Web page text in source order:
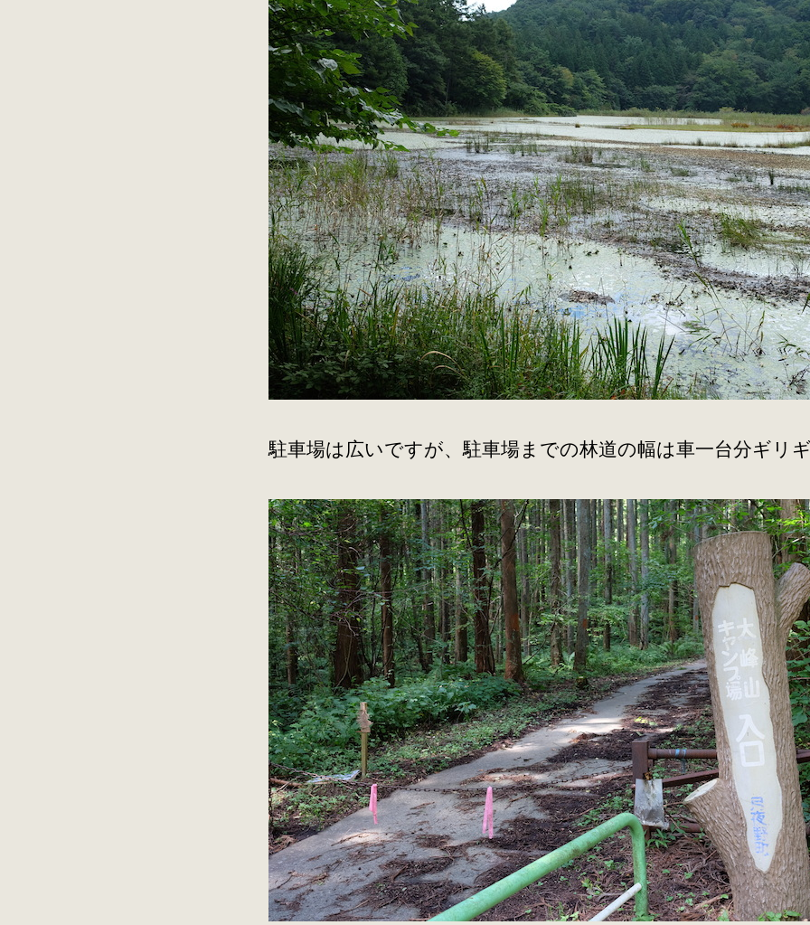
駐車場は広いですが、駐車場までの林道の幅は車一台分ギリ